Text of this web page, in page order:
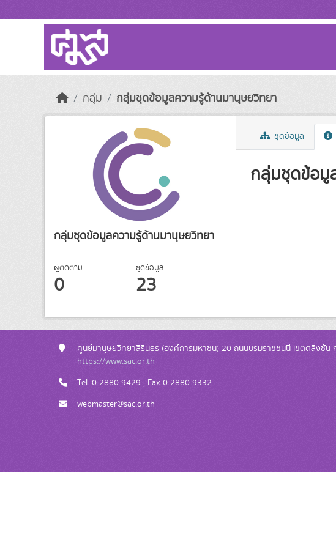
กลุ่ม กลุ่มชุดข้อมูลความรู้ด้านมานุษยวิทยา
กลุ่มชุดข้อมูลความรู้ด้านมานุษยวิทยา
ผู้ติดตาม
0
ชุดข้อมูล
23
ชุดข้อมูล
กลุ่มชุดข้อมู
ศูนย์มานุษยวิทยาสิรินธร (องค์การมหาชน) 20 ถนนบรมราชชนนี เขตตลิ่งชัน
https://www.sac.or.th
Tel. 0-2880-9429 , Fax 0-2880-9332
webmaster@sac.or.th